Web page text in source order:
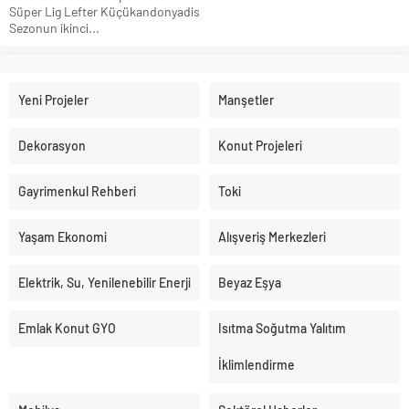
Süper Lig Lefter Küçükandonyadis
Sezonun ikinci...
Yeni Projeler Manşetler
Dekorasyon Konut Projeleri
Gayrimenkul Rehberi Toki
Yaşam Ekonomi Alışveriş Merkezleri
Elektrik, Su, Yenilenebilir Enerji Beyaz Eşya
Emlak Konut GYO Isıtma Soğutma Yalıtım
İklimlendirme